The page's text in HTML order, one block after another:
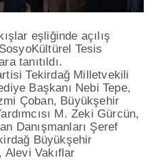
eşliğinde açılış
Tesis
tanıtıldı.
Tekirdağ Milletvekili
Başkanı Nebi Tepe,
Çoban, Büyükşehir
M. Zeki Gürcün,
Danışmanları Şeref
Büyükşehir
Alevi Vakıflar